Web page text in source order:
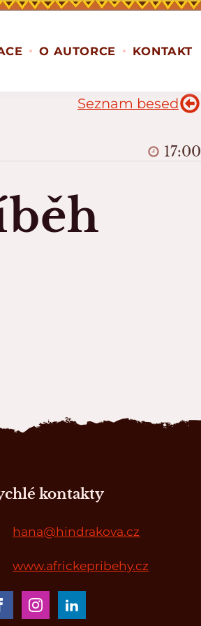
O AUTORCE KONTAKT
Seznam besed
17:00
kontakty
hana@hindrakova.cz
www.africkepribehy.cz